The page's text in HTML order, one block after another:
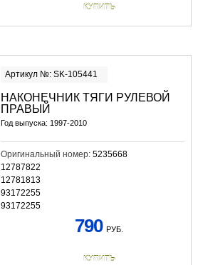
КУПИТЬ
Артикул №: SK-105441
НАКОНЕЧНИК ТЯГИ РУЛЕВОЙ
ПРАВЫЙ
Год выпуска: 1997-2010
Оригинальный номер: 5235668
12787822
12781813
93172255
93172255
790 РУБ.
КУПИТЬ